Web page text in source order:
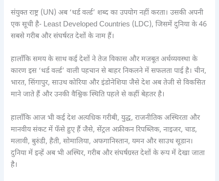
संयुक्त राष्ट्र (UN) अब ‘थर्ड वर्ल्ड’ शब्द का उपयोग नहीं करता। उसकी अपनी
एक सूची है- Least Developed Countries (LDC), जिसमें दुनिया के 46
सबसे गरीब और संघर्षरत देशों के नाम हैं।
हालाँकि समय के साथ कई देशों ने तेज विकास और मजबूत अर्थव्यवस्था के
कारण इस ‘थर्ड वर्ल्ड’ वाली पहचान से बाहर निकलने में सफलता पाई है। चीन,
भारत, सिंगापुर, साउथ कोरिया और इंडोनेशिया जैसे देश अब तेजी से विकसित
माने जाते हैं और उनकी वैश्विक स्थिति पहले से कहीं बेहतर है।
हालाँकि आज भी कई देश अत्यधिक गरीबी, युद्ध, राजनीतिक अस्थिरता और
मानवीय संकट में फँसे हुए हैं जैसे, सेंट्रल अफ्रीकन रिपब्लिक, नाइजर, चाड,
मलावी, बुरुंडी, हैती, सोमालिया, अफगानिस्तान, यमन और साउथ सूडान।
दुनिया में इन्हें अब भी अस्थिर, गरीब और संघर्षग्रस्त देशों के रूप में देखा जाता
है।